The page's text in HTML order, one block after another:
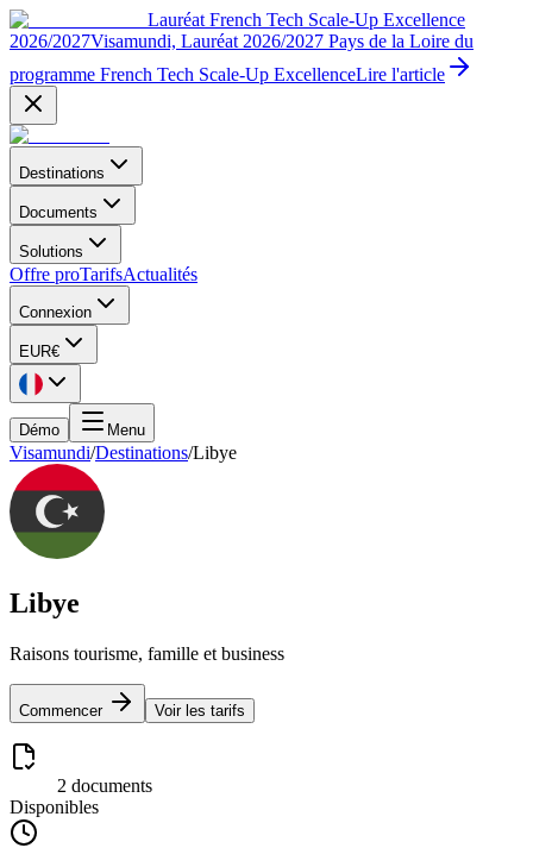
Lauréat French Tech Scale-Up Excellence
2026/2027Visamundi, Lauréat 2026/2027 Pays de la Loire du
programme French Tech Scale-Up ExcellenceLire l'article
Destinations
Documents
Solutions
Offre proTarifsActualités
Connexion
EUR€
Démo Menu
Visamundi/Destinations/Libye
Libye
Raisons tourisme, famille et business
Commencer Voir les tarifs
2 documents
Disponibles